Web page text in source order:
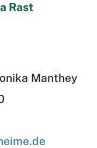
Rast
Manthey